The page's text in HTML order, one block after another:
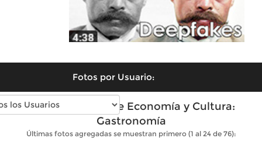
Fotos por Usuario:
Fotos antiguas de Economía y Cultura:
Gastronomía
Últimas fotos agregadas se muestran primero (1 al 24 de 76):